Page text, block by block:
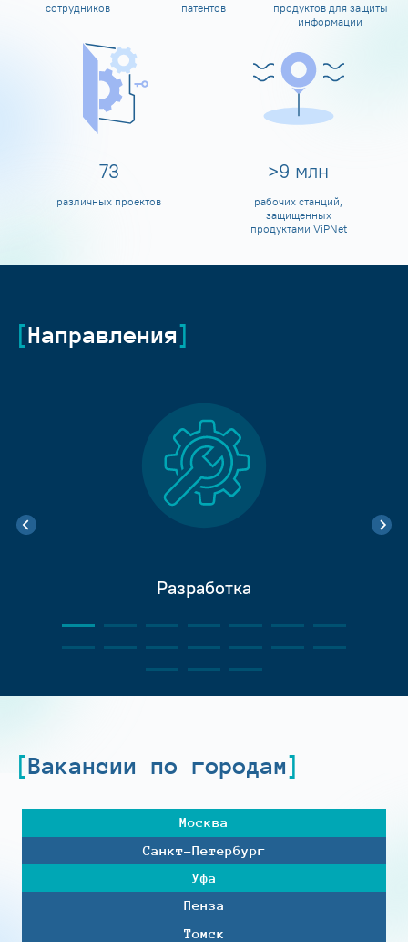
сотрудников патентов
продуктов для защиты
информации
80
различных проектов
>10 млн
рабочих станций,
защищенных
продуктами ViPNet
Направления
Разработка
Вакансии по городам
Москва
Санкт-Петербург
Уфа
Пенза
Томск